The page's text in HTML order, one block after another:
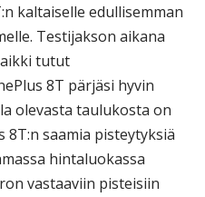
kaltaiselle edullisemman
Testijakson aikana
tutut
8T pärjäsi hyvin
olevasta taulukosta on
8T:n saamia pisteytyksiä
hintaluokassa
vastaaviin pisteisiin